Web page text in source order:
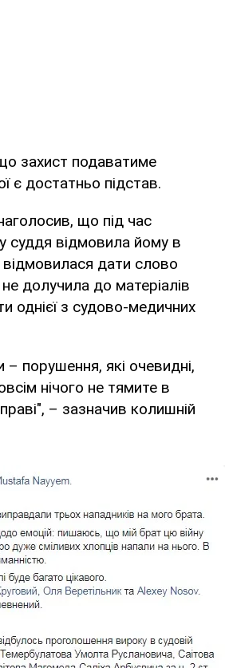
захист подаватиме
є достатньо підстав.
що під час
суддя відмовила йому в
відмовилася дати слово
долучила до матеріалів
однієї з судово-медичних
порушення, які очевидні,
нічого не тямите в
– зазначив колишній